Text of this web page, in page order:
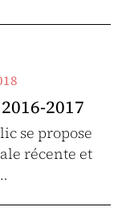
2017
se propose
récente et